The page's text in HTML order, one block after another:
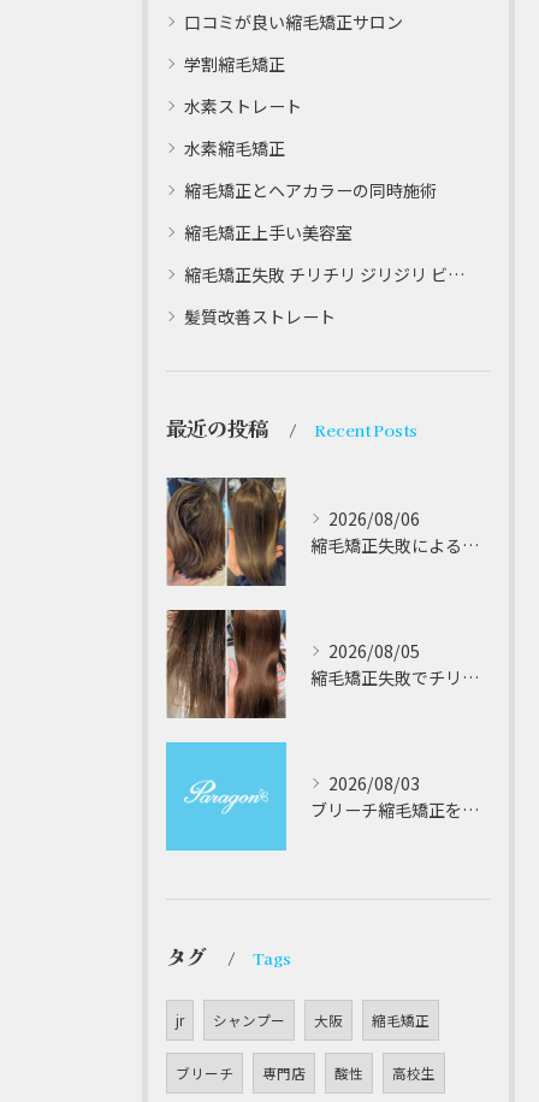
口コミが良い縮毛矯正サロン
学割縮毛矯正
水素ストレート
水素縮毛矯正
縮毛矯正とヘアカラーの同時施術
縮毛矯正上手い美容室
縮毛矯正失敗 チリチリ ジリジリ ビビり直し専門
髪質改善ストレート
最近の投稿 Recent Posts
2026/08/06
縮毛矯正失敗によるチリチリやジリジリ髪のビビり直し専門が解説する本当に効く修復策
2026/08/05
縮毛矯正失敗でチリチリジリジリの髪をビビり直し専門が丁寧に修復する方法解説
2026/08/03
ブリーチ縮毛矯正を安全に受けるための大阪府対応サロン選びと髪質改善のポイント
タグ Tags
jr シャンプー 大阪 縮毛矯正
ブリーチ 専門店 酸性 高校生